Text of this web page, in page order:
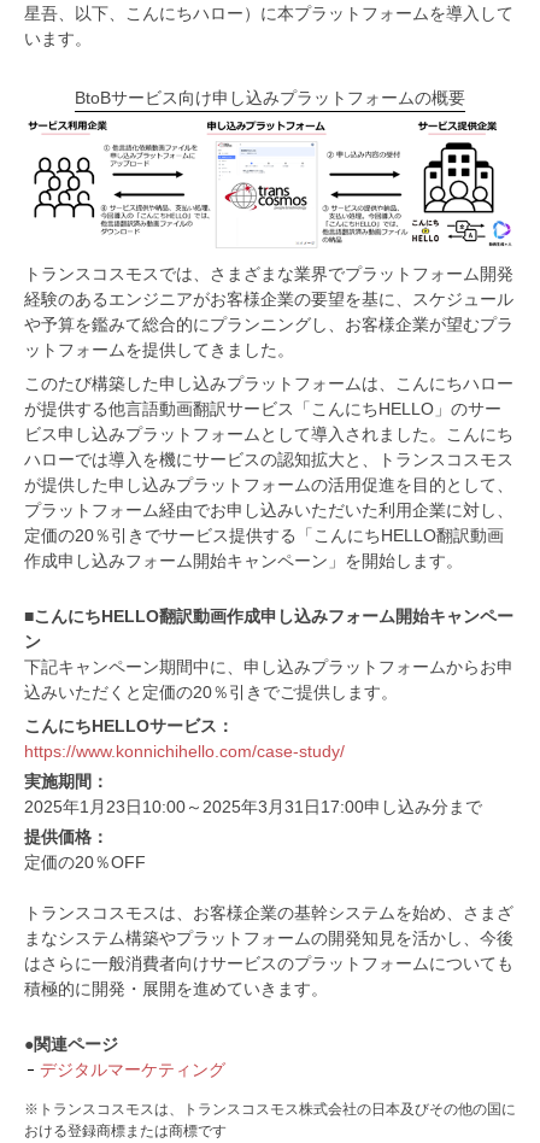
星吾、以下、こんにちハロー）に本プラットフォームを導入して
います。
BtoBサービス向け申し込みプラットフォームの概要
トランスコスモスでは、さまざまな業界でプラットフォーム開発
経験のあるエンジニアがお客様企業の要望を基に、スケジュール
や予算を鑑みて総合的にプランニングし、お客様企業が望むプラ
ットフォームを提供してきました。
このたび構築した申し込みプラットフォームは、こんにちハロー
が提供する他言語動画翻訳サービス「こんにちHELLO」のサー
ビス申し込みプラットフォームとして導入されました。こんにち
ハローでは導入を機にサービスの認知拡大と、トランスコスモス
が提供した申し込みプラットフォームの活用促進を目的として、
プラットフォーム経由でお申し込みいただいた利用企業に対し、
定価の20％引きでサービス提供する「こんにちHELLO翻訳動画
作成申し込みフォーム開始キャンペーン」を開始します。
■こんにちHELLO翻訳動画作成申し込みフォーム開始キャンペー
ン
下記キャンペーン期間中に、申し込みプラットフォームからお申
込みいただくと定価の20％引きでご提供します。
こんにちHELLOサービス：
https://www.konnichihello.com/case-study/
実施期間：
2025年1月23日10:00～2025年3月31日17:00申し込み分まで
提供価格：
定価の20％OFF
トランスコスモスは、お客様企業の基幹システムを始め、さまざ
まなシステム構築やプラットフォームの開発知見を活かし、今後
はさらに一般消費者向けサービスのプラットフォームについても
積極的に開発・展開を進めていきます。
●関連ページ
デジタルマーケティング
※トランスコスモスは、トランスコスモス株式会社の日本及びその他の国に
おける登録商標または商標です